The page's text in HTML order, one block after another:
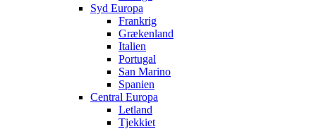
Syd Europa
Frankrig
Grækenland
Italien
Portugal
San Marino
Spanien
Central Europa
Letland
Tjekkiet